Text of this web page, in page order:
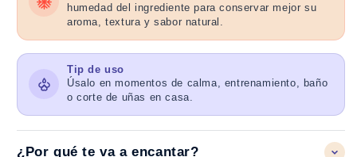
humedad del ingrediente para conservar mejor su
aroma, textura y sabor natural.
Tip de uso
Úsalo en momentos de calma, entrenamiento, baño
o corte de uñas en casa.
¿Por qué te va a encantar?